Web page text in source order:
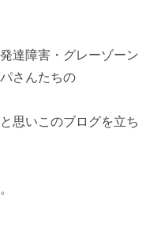
達障害・グレーゾーン
さんたちの
思いこのブログを立ち